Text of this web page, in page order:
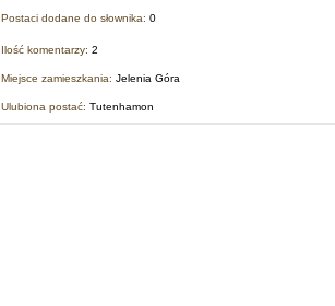
Postaci dodane do słownika: 0
Ilość komentarzy: 2
Miejsce zamieszkania: Jelenia Góra
Ulubiona postać: Tutenhamon